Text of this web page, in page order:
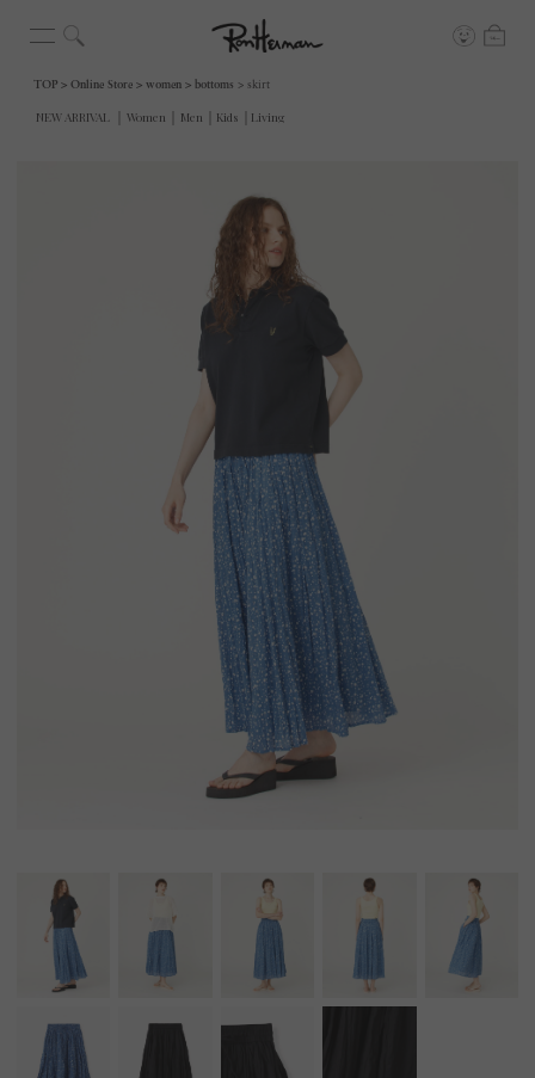
TOP Online Store women bottoms skirt